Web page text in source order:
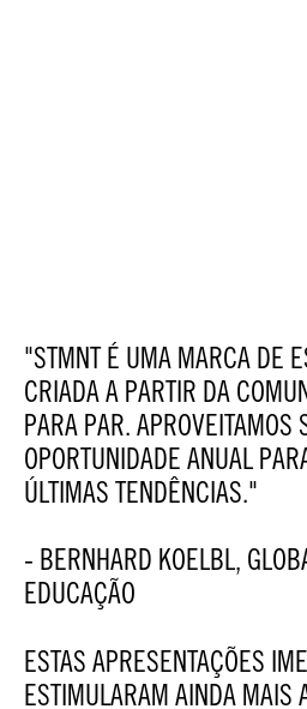
"STMNT É UMA MARCA DE
CRIADA A PARTIR DA
PARA PAR. APROVEITAMOS
OPORTUNIDADE ANUAL
ÚLTIMAS TENDÊNCIAS."
- BERNHARD KOELBL,
EDUCAÇÃO
ESTAS APRESENTAÇÕES
ESTIMULARAM AINDA MAIS